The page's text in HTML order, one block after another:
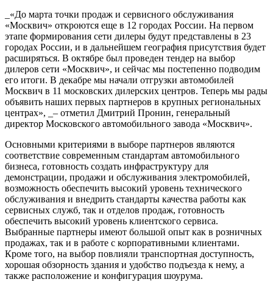
_«До марта точки продаж и сервисного обслуживания
«Москвич» откроются еще в 12 городах России. На первом
этапе формирования сети дилеры будут представлены в 23
городах России, и в дальнейшем география присутствия будет
расширяться. В октябре был проведен тендер на выбор
дилеров сети «Москвич», и сейчас мы постепенно подводим
его итоги. В декабре мы начали отгрузки автомобилей
Москвич в 11 московских дилерских центров. Теперь мы рады
объявить наших первых партнеров в крупных региональных
центрах», _– отметил Дмитрий Пронин, генеральный
директор Московского автомобильного завода «Москвич».
Основными критериями в выборе партнеров являются
соответствие современным стандартам автомобильного
бизнеса, готовность создать инфраструктуру для
демонстрации, продажи и обслуживания электромобилей,
возможность обеспечить высокий уровень технического
обслуживания и внедрить стандарты качества работы как
сервисных служб, так и отделов продаж, готовность
обеспечить высокий уровень клиентского сервиса.
Выбранные партнеры имеют большой опыт как в розничных
продажах, так и в работе с корпоративными клиентами.
Кроме того, на выбор повлияли транспортная доступность,
хорошая обзорность здания и удобство подъезда к нему, а
также расположение и конфигурация шоурума.